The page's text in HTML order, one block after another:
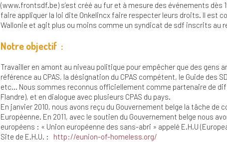
(www.frontsdf.be) s’est créé au fur et à mesure des événements dès
faire appliquer la loi dite Onkelincx faire respecter leurs droits. Il est
Wallonie et agit plus ou moins comme un syndicat de sdf inscrits au
Notre objectif :
Travailler en amont au niveau politique pour empêcher que des gens
référence au CPAS, la désignation du CPAS compétent, le Guide des
etc… Nous sommes reconnus officiellement comme partenaire de
Flandre), et en dialogue avec plusieurs CPAS du pays.
En janvier 2010, nous avons reçu du Gouvernement belge la tâche de
Européenne. En 2011, avec le soutien du Gouvernement belge nous
européens : « Union européenne des sans-abri » appelé E.H.U
Site de E.H.U. : http://eunion-of-homeless.org/